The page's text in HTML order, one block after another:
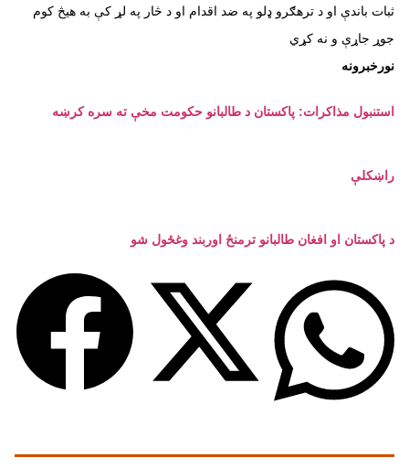
ثبات باندې او د ترهګرو ډلو په ضد اقدام او د څار په لړ کې به هیڅ کوم
جوړ جاړې و نه کړي
نورخبرونه
استنبول مذاکرات: پاکستان د طالبانو حکومت مخې ته سره کرښه
راښکلې
د پاکستان او افغان طالبانو ترمنځ اوربند وغځول شو